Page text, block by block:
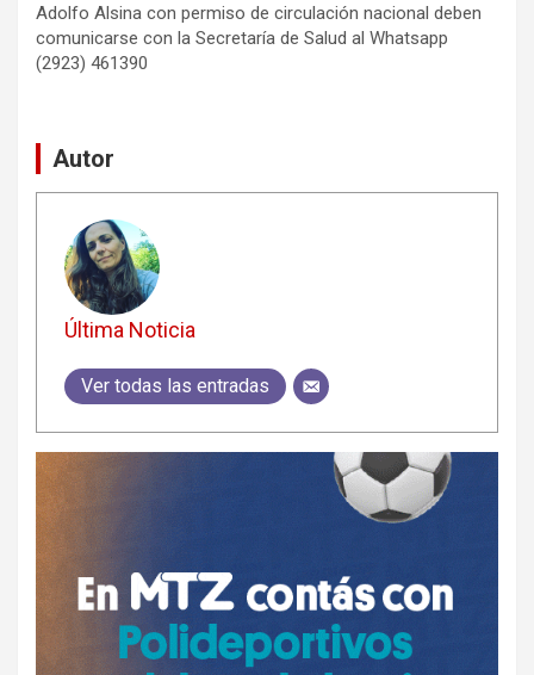
Adolfo Alsina con permiso de circulación nacional deben
comunicarse con la Secretaría de Salud al Whatsapp
(2923) 461390
Autor
Última Noticia
Ver todas las entradas